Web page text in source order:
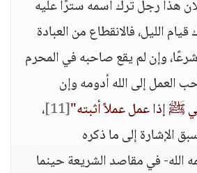
هذا رجل ترك اسمه سترًا عليه
الليل، فالانقطاع من العبادة
وإن لم يقع صاحبه في المحرم
العمل إلى الله أدومه وإن
ﷺ إذا عمل عملاً أثبته"[11]
،
الإشارة إلى ما ذكره
الله- في مقاصد الشريعة حينما